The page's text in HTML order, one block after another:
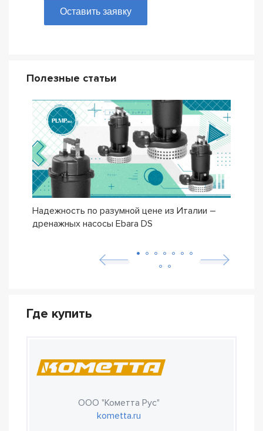
Оставить заявку
Полезные статьи
Надежность по разумной цене из Италии –
дренажных насосы Ebara DS
Где купить
ООО "Кометта Рус"
kometta.ru